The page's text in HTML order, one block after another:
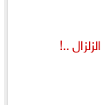
..!